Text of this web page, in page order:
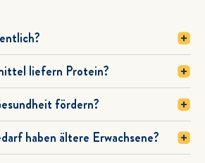
liefern Protein?
fördern?
haben ältere Erwachsene?